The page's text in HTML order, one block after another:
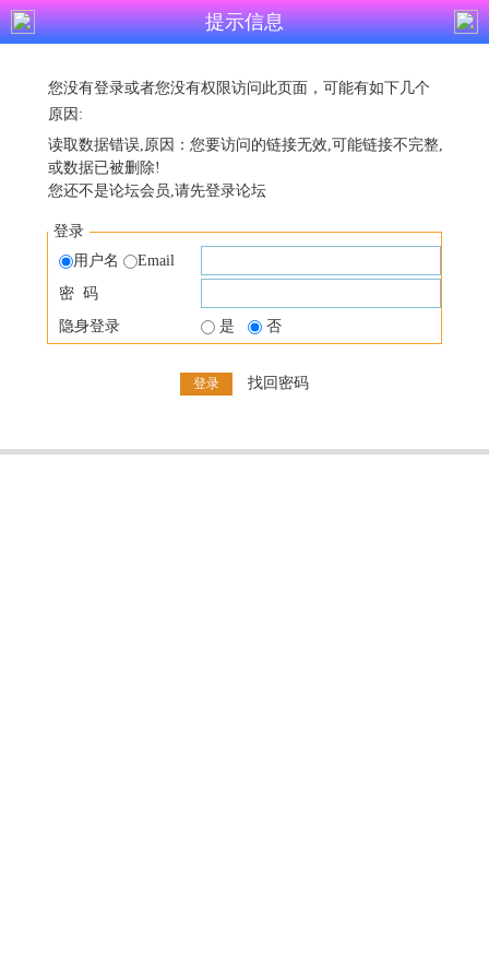
提示信息
您没有登录或者您没有权限访问此页面，可能有如下几个
原因:
读取数据错误,原因：您要访问的链接无效,可能链接不完整,
或数据已被删除!
您还不是论坛会员,请先登录论坛
登录
用户名
Email
密 码
隐身登录
是 否
找回密码